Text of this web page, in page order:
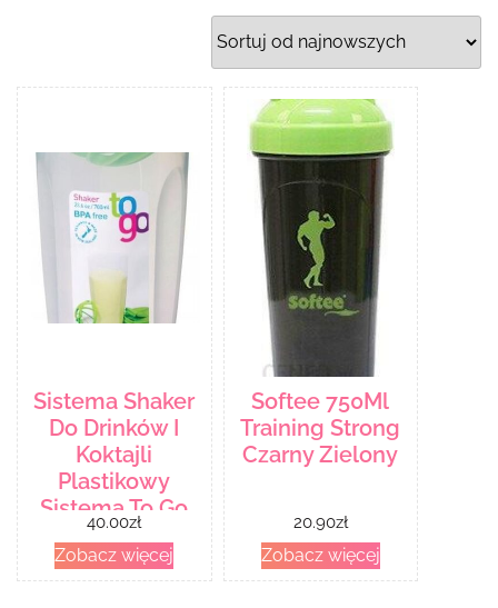
według
najnowszych
Sistema Shaker
Do Drinków I
Koktajli
Plastikowy
Sistema To Go
Green 0,7 L
40.00zł
Zobacz więcej
Softee 750Ml
Training Strong
Czarny Zielony
20.90zł
Zobacz więcej